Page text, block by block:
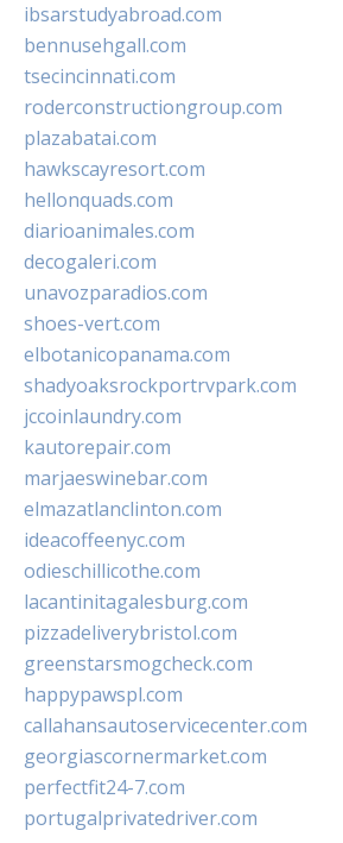
ibsarstudyabroad.com
bennusehgall.com
tsecincinnati.com
roderconstructiongroup.com
plazabatai.com
hawkscayresort.com
hellonquads.com
diarioanimales.com
decogaleri.com
unavozparadios.com
shoes-vert.com
elbotanicopanama.com
shadyoaksrockportrvpark.com
jccoinlaundry.com
kautorepair.com
marjaeswinebar.com
elmazatlanclinton.com
ideacoffeenyc.com
odieschillicothe.com
lacantinitagalesburg.com
pizzadeliverybristol.com
greenstarsmogcheck.com
happypawspl.com
callahansautoservicecenter.com
georgiascornermarket.com
perfectfit24-7.com
portugalprivatedriver.com